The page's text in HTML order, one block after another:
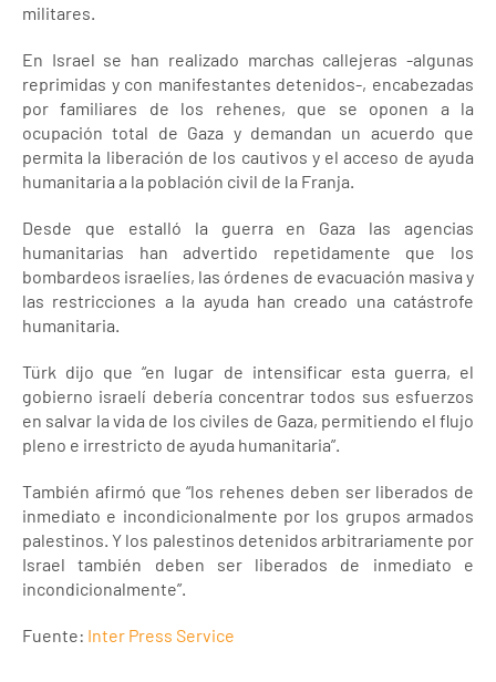
militares.
En Israel se han realizado marchas callejeras -algunas
reprimidas y con manifestantes detenidos-, encabezadas
por familiares de los rehenes, que se oponen a la
ocupación total de Gaza y demandan un acuerdo que
permita la liberación de los cautivos y el acceso de ayuda
humanitaria a la población civil de la Franja.
Desde que estalló la guerra en Gaza las agencias
humanitarias han advertido repetidamente que los
bombardeos israelíes, las órdenes de evacuación masiva y
las restricciones a la ayuda han creado una catástrofe
humanitaria.
Türk dijo que “en lugar de intensificar esta guerra, el
gobierno israelí debería concentrar todos sus esfuerzos
en salvar la vida de los civiles de Gaza, permitiendo el flujo
pleno e irrestricto de ayuda humanitaria”.
También afirmó que “los rehenes deben ser liberados de
inmediato e incondicionalmente por los grupos armados
palestinos. Y los palestinos detenidos arbitrariamente por
Israel también deben ser liberados de inmediato e
incondicionalmente”.
Fuente: Inter Press Service